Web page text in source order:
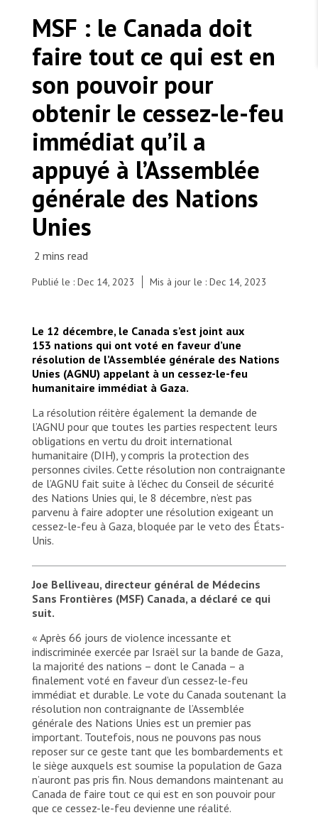
Les États négligent leur obligation de protéger les
personnes civiles et les services de santé en temps
de guerre
Urgence Ebola
Séismes au Venezuela : conséquences et intervention
de MSF
Dons des fondations
Partenariat d’entreprise
MSF l'entrepôt. Un cadeau qui en dit long.
Les Amis de MSF
Travailler avec MSF
Travailler à l’étranger
Travailler au Canada
Nous recrutons : Logisticien ou logisticienne
technique
MSF : le Canada doit
faire tout ce qui est en
son pouvoir pour
obtenir le cessez-le-feu
immédiat qu’il a
appuyé à l’Assemblée
générale des Nations
Unies
Publié le : Dec 14, 2023 Mis à jour le : Dec 14, 2023
Le 12 décembre, le Canada s’est joint aux
153 nations qui ont voté en faveur d’une
résolution de l’Assemblée générale des Nations
Unies (AGNU) appelant à un cessez-le-feu
humanitaire immédiat à Gaza.
La résolution réitère également la demande de
l’AGNU pour que toutes les parties respectent leurs
obligations en vertu du droit international
humanitaire (DIH), y compris la protection des
personnes civiles. Cette résolution non contraignante
de l’AGNU fait suite à l’échec du Conseil de sécurité
des Nations Unies qui, le 8 décembre, n’est pas
parvenu à faire adopter une résolution exigeant un
cessez-le-feu à Gaza, bloquée par le veto des États-
Unis.
Joe Belliveau, directeur général de Médecins
Sans Frontières (MSF) Canada, a déclaré ce qui
suit.
« Après 66 jours de violence incessante et
indiscriminée exercée par Israël sur la bande de Gaza,
la majorité des nations – dont le Canada – a
finalement voté en faveur d’un cessez-le-feu
immédiat et durable. Le vote du Canada soutenant la
résolution non contraignante de l’Assemblée
générale des Nations Unies est un premier pas
important. Toutefois, nous ne pouvons pas nous
reposer sur ce geste tant que les bombardements et
le siège auxquels est soumise la population de Gaza
n’auront pas pris fin. Nous demandons maintenant au
Canada de faire tout ce qui est en son pouvoir pour
que ce cessez-le-feu devienne une réalité.